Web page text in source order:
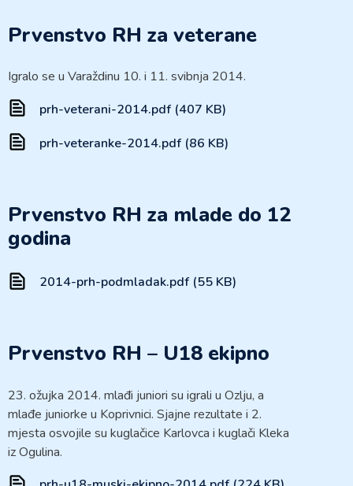
Prvenstvo RH za veterane
Igralo se u Varaždinu 10. i 11. svibnja 2014.
prh-veterani-2014.pdf (407 KB)
prh-veteranke-2014.pdf (86 KB)
Prvenstvo RH za mlade do 12
godina
2014-prh-podmladak.pdf (55 KB)
Prvenstvo RH – U18 ekipno
23. ožujka 2014. mlađi juniori su igrali u Ozlju, a
mlađe juniorke u Koprivnici. Sjajne rezultate i 2.
mjesta osvojile su kuglačice Karlovca i kuglači Kleka
iz Ogulina.